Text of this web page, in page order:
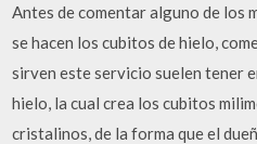
Antes de comentar alguno de los
se hacen los cubitos de hielo,
sirven este servicio suelen tener
hielo, la cual crea los cubitos
cristalinos, de la forma que el